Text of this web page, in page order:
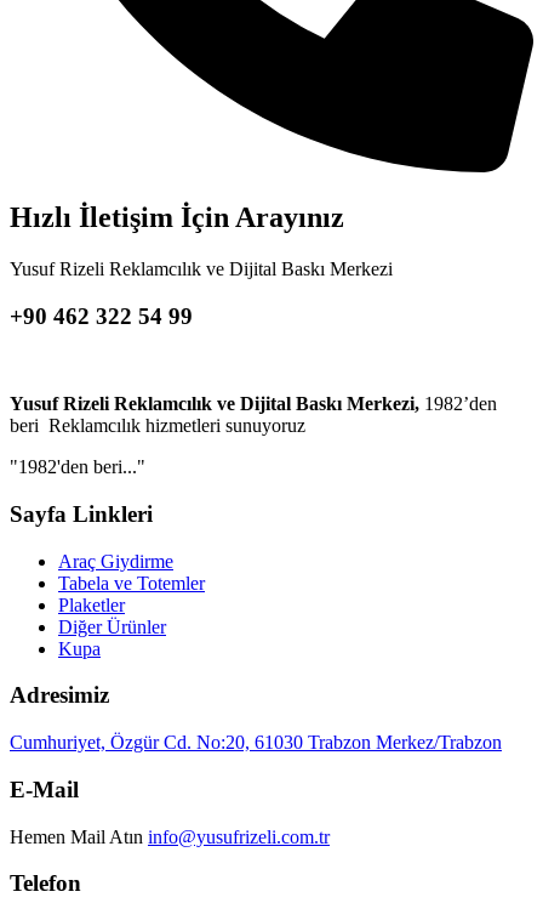
Hızlı İletişim İçin Arayınız
Yusuf Rizeli Reklamcılık ve Dijital Baskı Merkezi
+90 462 322 54 99
Yusuf Rizeli Reklamcılık ve Dijital Baskı Merkezi, 1982’den
beri Reklamcılık hizmetleri sunuyoruz
"1982'den beri..."
Sayfa Linkleri
Araç Giydirme
Tabela ve Totemler
Plaketler
Diğer Ürünler
Kupa
Adresimiz
Cumhuriyet, Özgür Cd. No:20, 61030 Trabzon Merkez/Trabzon
E-Mail
Hemen Mail Atın info@yusufrizeli.com.tr
Telefon